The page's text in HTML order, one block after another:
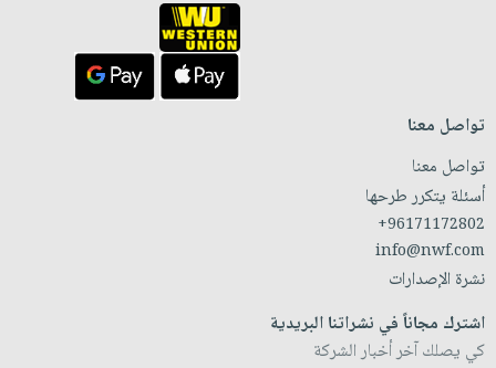
تواصل معنا
تواصل معنا
أسئلة يتكرر طرحها
+96171172802
info@nwf.com
نشرة الإصدارات
اشترك مجاناً في نشراتنا البريدية
كي يصلك آخر أخبار الشركة